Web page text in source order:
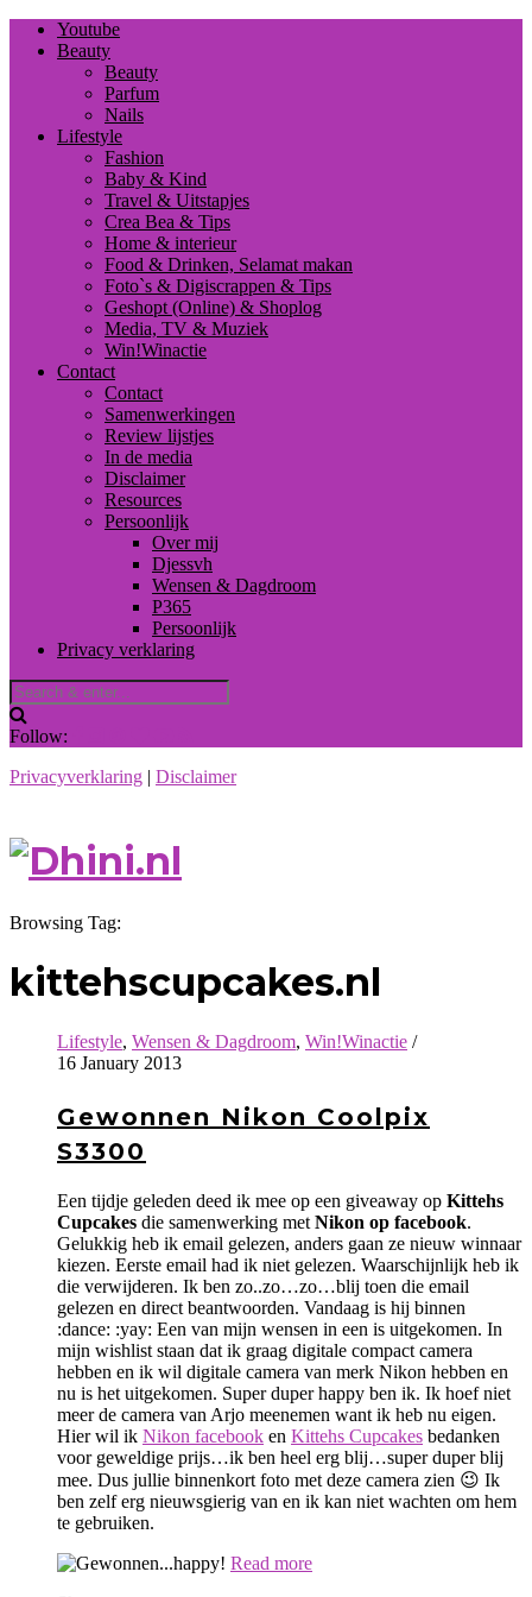
Youtube
Beauty
Beauty
Parfum
Nails
Lifestyle
Fashion
Baby & Kind
Travel & Uitstapjes
Crea Bea & Tips
Home & interieur
Food & Drinken, Selamat makan
Foto`s & Digiscrappen & Tips
Geshopt (Online) & Shoplog
Media, TV & Muziek
Win!Winactie
Contact
Contact
Samenwerkingen
Review lijstjes
In de media
Disclaimer
Resources
Persoonlijk
Over mij
Djessvh
Wensen & Dagdroom
P365
Persoonlijk
Privacy verklaring
Follow:
Privacyverklaring | Disclaimer
Browsing Tag:
kittehscupcakes.nl
Lifestyle, Wensen & Dagdroom, Win!Winactie /
16 January 2013
Gewonnen Nikon Coolpix
S3300
Een tijdje geleden deed ik mee op een giveaway op Kittehs
Cupcakes die samenwerking met Nikon op facebook.
Gelukkig heb ik email gelezen, anders gaan ze nieuw winnaar
kiezen. Eerste email had ik niet gelezen. Waarschijnlijk heb ik
die verwijderen. Ik ben zo..zo…zo…blij toen die email
gelezen en direct beantwoorden. Vandaag is hij binnen
:dance: :yay: Een van mijn wensen in een is uitgekomen. In
mijn wishlist staan dat ik graag digitale compact camera
hebben en ik wil digitale camera van merk Nikon hebben en
nu is het uitgekomen. Super duper happy ben ik. Ik hoef niet
meer de camera van Arjo meenemen want ik heb nu eigen.
Hier wil ik Nikon facebook en Kittehs Cupcakes bedanken
voor geweldige prijs…ik ben heel erg blij…super duper blij
mee. Dus jullie binnenkort foto met deze camera zien 😉 Ik
ben zelf erg nieuwsgierig van en ik kan niet wachten om hem
te gebruiken.
Read more